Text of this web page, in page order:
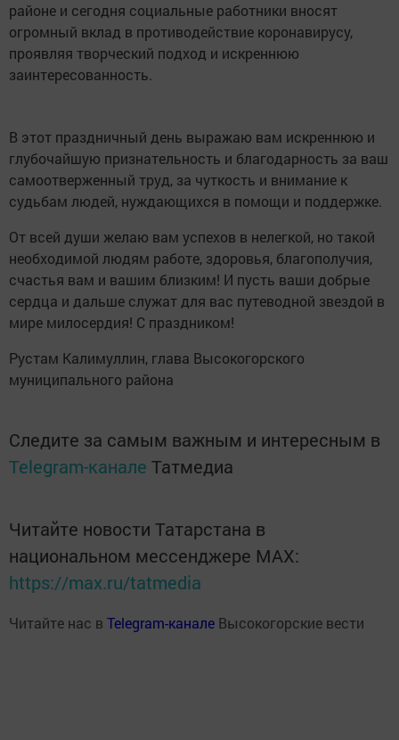
районе и сегодня социальные работники вносят
огромный вклад в противодействие коронавирусу,
проявляя творческий подход и искреннюю
заинтересованность.
В этот праздничный день выражаю вам искреннюю и
глубочайшую признательность и благодарность за ваш
самоотверженный труд, за чуткость и внимание к
судьбам людей, нуждающихся в помощи и поддержке.
От всей души желаю вам успехов в нелегкой, но такой
необходимой людям работе, здоровья, благополучия,
счастья вам и вашим близким! И пусть ваши добрые
сердца и дальше служат для вас путеводной звездой в
мире милосердия! С праздником!
Рустам Калимуллин, глава Высокогорского
муниципального района
Следите за самым важным и интересным в
Telegram-канале Татмедиа
Читайте новости Татарстана в
национальном мессенджере MАХ:
https://max.ru/tatmedia
Читайте нас в Telegram-канале Высокогорские вести